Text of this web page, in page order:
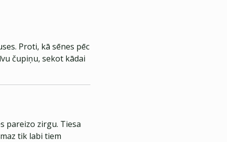
Proti, kā sēnes pēc
čupiņu, sekot kādai
pareizo zirgu. Tiesa
tik labi tiem